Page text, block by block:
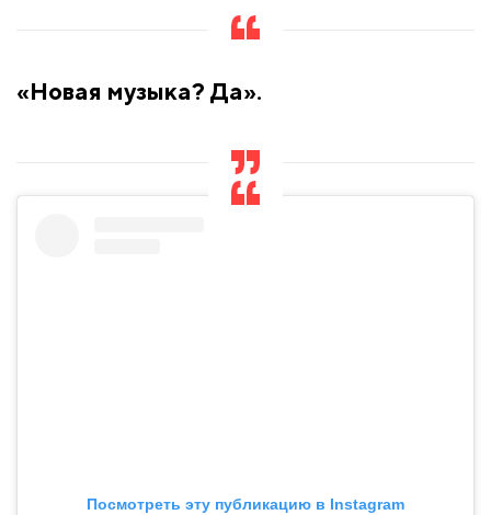
«Новая музыка? Да».
Посмотреть эту публикацию в Instagram